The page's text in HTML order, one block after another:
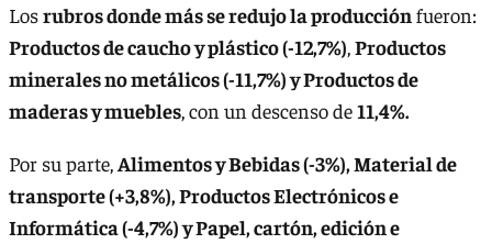
Losrubros donde más se redujo la producciónfueron:
Productos de caucho y plástico (-12,7%),Productos
minerales no metálicos (-11,7%) y Productos de
maderas y muebles, con un descenso de11,4%.
Por su parte,Alimentos y Bebidas (-3%), Material de
transporte (+3,8%), Productos Electrónicos e
Informática (-4,7%) y Papel, cartón, edición e